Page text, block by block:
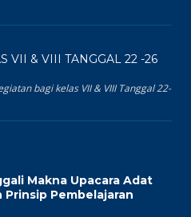
VII & VIII TANGGAL 22 -26
bagi kelas VII & VIII Tanggal 22-
Makna Upacara Adat
Pembelajaran